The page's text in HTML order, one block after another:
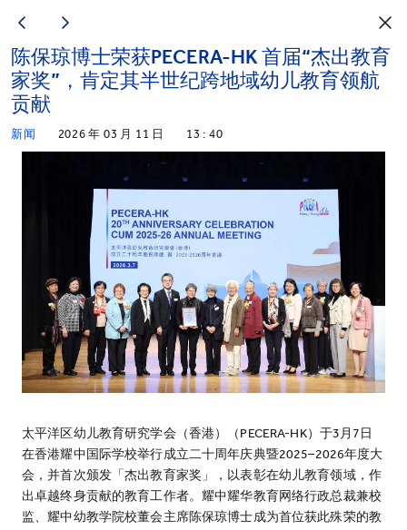
陈保琼博士荣获PECERA-HK 首届“杰出教育
家奖”，肯定其半世纪跨地域幼儿教育领航
贡献
新闻 2026 年 03 月 11 日 13 : 40
太平洋区幼儿教育研究学会（香港）（PECERA-HK）于3月7日
在香港耀中国际学校举行成立二十周年庆典暨2025–2026年度大
会，并首次颁发「杰出教育家奖」，以表彰在幼儿教育领域，作
出卓越终身贡献的教育工作者。耀中耀华教育网络行政总裁兼校
监、耀中幼教学院校董会主席陈保琼博士成为首位获此殊荣的教